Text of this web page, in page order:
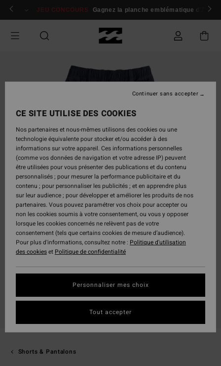
Passer
Se connecter / s'inscrire
JEU CONCOURS Gagnez la planche emblématique d'Andy
Shorts & Pantalons
CE SITE UTILISE DES COOKIES
Nos partenaires et nous-mêmes utilisons des cookies ou une
technologie équivalente pour stocker et/ou accéder à des
informations sur votre appareil. Ces informations personnelles
(comme vos données de navigation et votre adresse IP) peuvent
être utilisées pour vous présenter des publications et du contenu
personnalisés ; pour mesurer la performance publicitaire et du
contenu ; pour personnaliser les publicités ; et en apprendre plus
sur leur audience ; pour développer et améliorer les produits de nos
partenaires. Vous pouvez paramétrer vos choix pour accepter ou
non les cookies soumis à votre consentement, ou vous y opposer
lorsque les cookies concernés ne relèvent pas de votre
consentement (tels que certains cookies de mesure d’audience).
Pour plus d'informations, consultez notre : Politique d'utilisation
des cookieset Politique de confidentialité
Personnaliser mes choix
Continuer sans accepter
Tout accepter